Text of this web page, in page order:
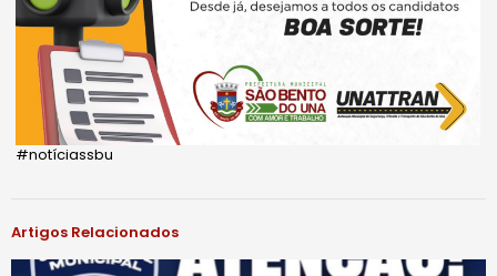
#notíciassbu
Artigos Relacionados